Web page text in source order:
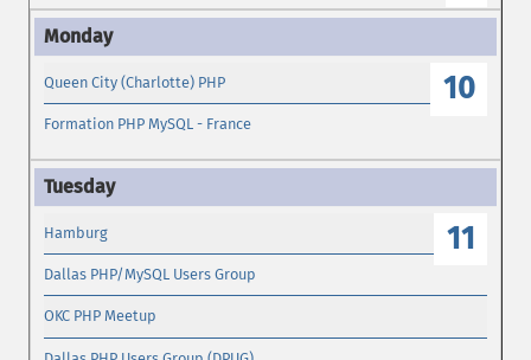
10
Queen City (Charlotte) PHP
Formation PHP MySQL - France
11
Hamburg
Dallas PHP/MySQL Users Group
OKC PHP Meetup